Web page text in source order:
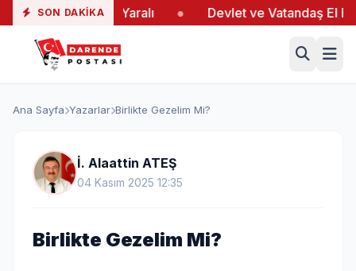
SON DAKIKA
Yangında 19 Yaralı Devlet ve Vatandaş El Ele
Ana Sayfa Yazarlar Birlikte Gezelim Mi?
İ. Alaattin ATEŞ
04 Kasım 2025 12:35
Birlikte Gezelim Mi?